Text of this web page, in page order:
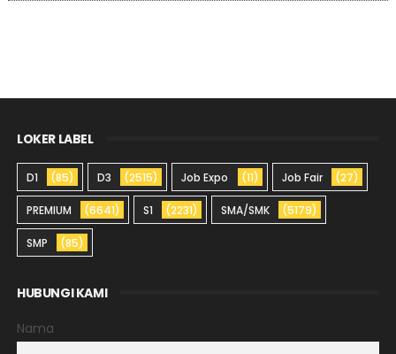
LOKER LABEL
D1 (85) D3 (2515) Job Expo (11) Job Fair (27)
PREMIUM (6641) S1 (2231) SMA/SMK (5179)
SMP (85)
HUBUNGI KAMI
Nama